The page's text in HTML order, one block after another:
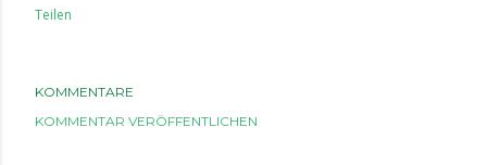
Teilen
KOMMENTARE
KOMMENTAR VERÖFFENTLICHEN